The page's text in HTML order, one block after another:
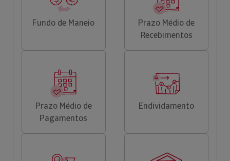
Fundo de Maneio
Prazo Médio de
Recebimentos
Prazo Médio de
Pagamentos
Endividamento